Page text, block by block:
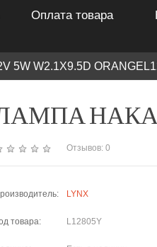
Оплата товара
W2.1X9.5D
Отзывов: 0
LYNX
товара: L12805Y